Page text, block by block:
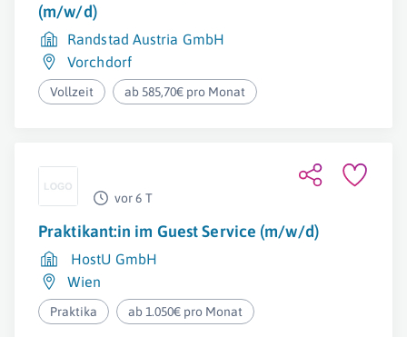
(m/w/d)
Randstad Austria GmbH
Vorchdorf
Vollzeit ab 585,70€ pro Monat
vor 6 T
Praktikant:in im Guest Service (m/w/d)
HostU GmbH
Wien
Praktika ab 1.050€ pro Monat